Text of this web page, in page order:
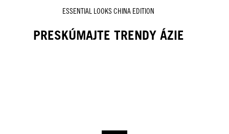
ESSENTIAL LOOKS CHINA EDITION
PRESKÚMAJTE TRENDY ÁZIE